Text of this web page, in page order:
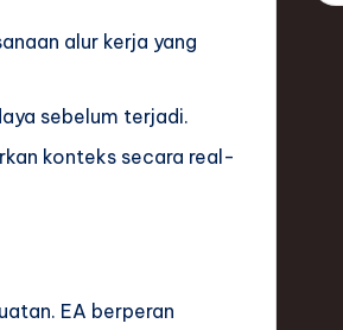
alur kerja yang
sebelum terjadi.
konteks secara real-
EA berperan